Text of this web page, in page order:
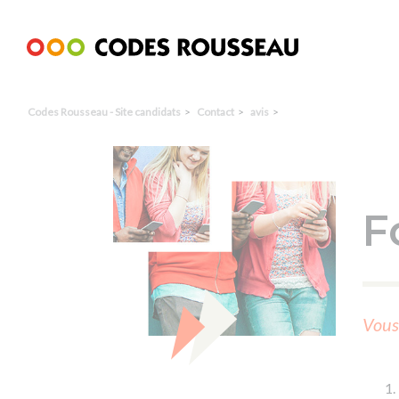
Codes Rousseau - Site candidats Contact avis